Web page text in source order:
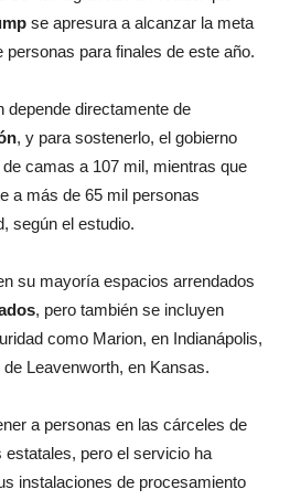
se apresura a alcanzar la meta
personas para finales de este año.
depende directamente de
, y para sostenerlo, el gobierno
camas a 107 mil, mientras que
a más de 65 mil personas
según el estudio.
su mayoría espacios arrendados
, pero también se incluyen
como Marion, en Indianápolis,
Leavenworth, en Kansas.
a personas en las cárceles de
pero el servicio ha
instalaciones de procesamiento